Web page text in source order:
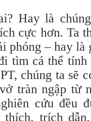
Hay là
cực hơn. Ta
phóng – hay là
tìm cá thể tính
chúng ta sẽ
tràn ngập từ
cứu đều
thích, trích